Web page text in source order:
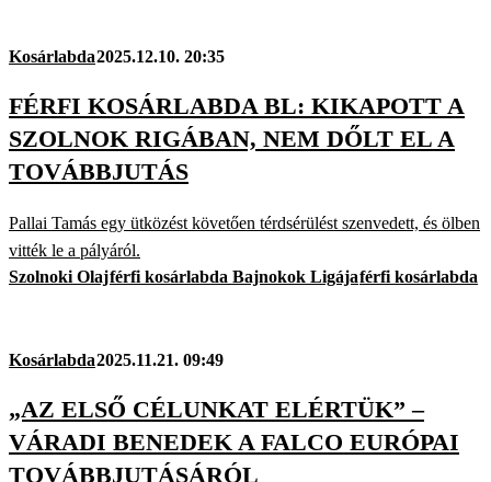
Kosárlabda2025.12.10. 20:35
FÉRFI KOSÁRLABDA BL: KIKAPOTT A
SZOLNOK RIGÁBAN, NEM DŐLT EL A
TOVÁBBJUTÁS
Pallai Tamás egy ütközést követően térdsérülést szenvedett, és ölben
vitték le a pályáról.
Szolnoki Olajférfi kosárlabda Bajnokok Ligájaférfi kosárlabda
Kosárlabda2025.11.21. 09:49
„AZ ELSŐ CÉLUNKAT ELÉRTÜK” –
VÁRADI BENEDEK A FALCO EURÓPAI
TOVÁBBJUTÁSÁRÓL